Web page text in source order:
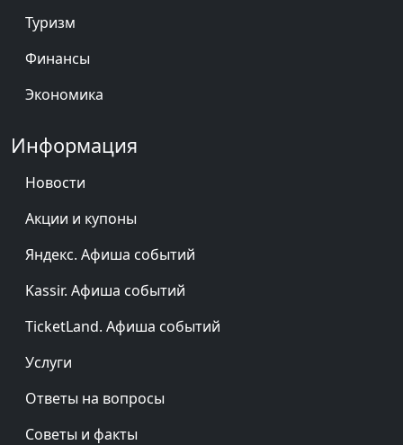
Туризм
Финансы
Экономика
Информация
Новости
Акции и купоны
Яндекс. Афиша событий
Kassir. Афиша событий
TicketLand. Афиша событий
Услуги
Ответы на вопросы
Советы и факты